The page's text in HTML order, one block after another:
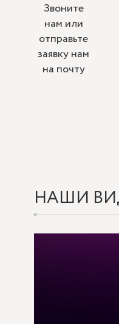
Звоните
нам или
отправьте
заявку нам
на почту
НАШИ